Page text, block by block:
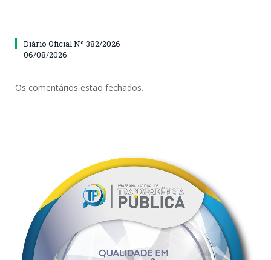
Diário Oficial Nº 382/2026 –
06/08/2026
Os comentários estão fechados.